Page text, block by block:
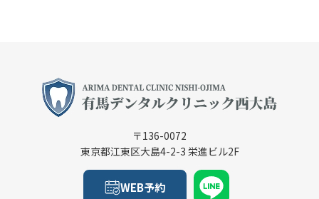
〒136-0072
東京都江東区大島4-2-3 栄進ビル2F
WEB予約